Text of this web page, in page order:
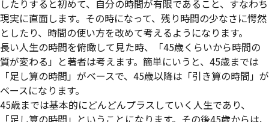
したりすると初めて、自分の時間が有限であること、すなわち
現実に直面します。その時になって、残り時間の少なさに愕然
としたり、時間の使い方を改めて考えるようになります。
長い人生の時間を俯瞰して見た時、「45歳くらいから時間の
質が変わる」と著者は考えます。簡単にいうと、45歳までは
「足し算の時間」がベースで、45歳以降は「引き算の時間」が
ベースになります。
45歳までは基本的にどんどんプラスしていく人生であり、